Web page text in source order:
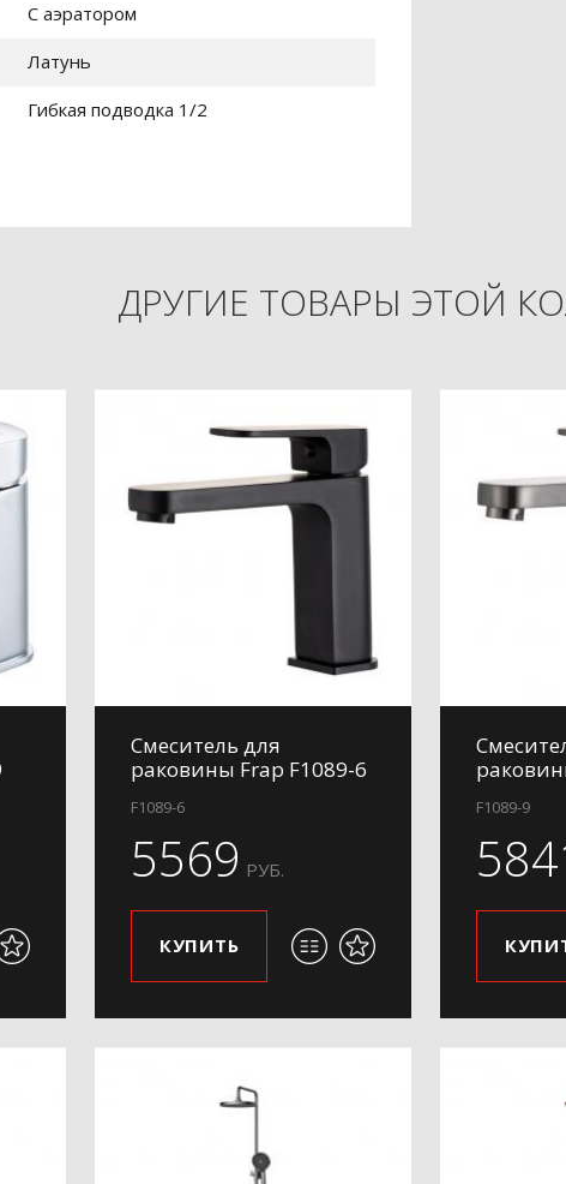
С аэратором
Латунь
Гибкая подводка 1/2
ДРУГИЕ ТОВАРЫ ЭТОЙ
Смеситель для
раковины Frap F1089-6
F1089-6
5569 РУБ.
КУПИТЬ
F1089-9